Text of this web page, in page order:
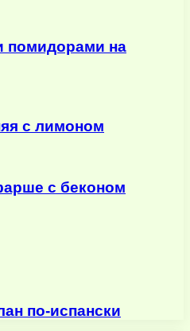
помидорами на
с лимоном
с беконом
по-испански